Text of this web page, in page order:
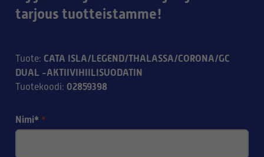
tarjous tuotteistamme!
Tuote: CATA ISLA/LEGEND/THALASSA/CORONA/GC
DUAL -AKTIIVIHIILISUODATIN
Tuotekoodi: 02859398
Nimi* *